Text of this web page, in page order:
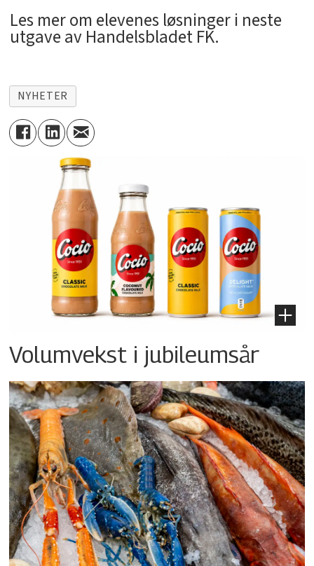
Les mer om elevenes løsninger i neste
utgave av Handelsbladet FK.
NYHETER
Volumvekst i jubileumsår